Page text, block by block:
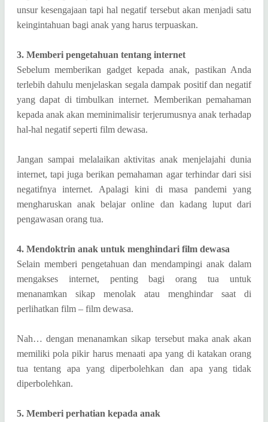
unsur kesengajaan tapi hal negatif tersebut akan menjadi satu
keingintahuan bagi anak yang harus terpuaskan.
3. Memberi pengetahuan tentang internet
Sebelum memberikan gadget kepada anak, pastikan Anda
terlebih dahulu menjelaskan segala dampak positif dan negatif
yang dapat di timbulkan internet. Memberikan pemahaman
kepada anak akan meminimalisir terjerumusnya anak terhadap
hal-hal negatif seperti film dewasa.
Jangan sampai melalaikan aktivitas anak menjelajahi dunia
internet, tapi juga berikan pemahaman agar terhindar dari sisi
negatifnya internet. Apalagi kini di masa pandemi yang
mengharuskan anak belajar online dan kadang luput dari
pengawasan orang tua.
4. Mendoktrin anak untuk menghindari film dewasa
Selain memberi pengetahuan dan mendampingi anak dalam
mengakses internet, penting bagi orang tua untuk
menanamkan sikap menolak atau menghindar saat di
perlihatkan film – film dewasa.
Nah… dengan menanamkan sikap tersebut maka anak akan
memiliki pola pikir harus menaati apa yang di katakan orang
tua tentang apa yang diperbolehkan dan apa yang tidak
diperbolehkan.
5. Memberi perhatian kepada anak